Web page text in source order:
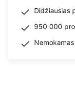
Didžiausias
950 000